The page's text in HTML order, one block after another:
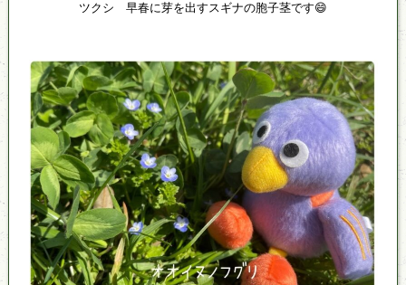
ツクシ 早春に芽を出すスギナの胞子茎です😄